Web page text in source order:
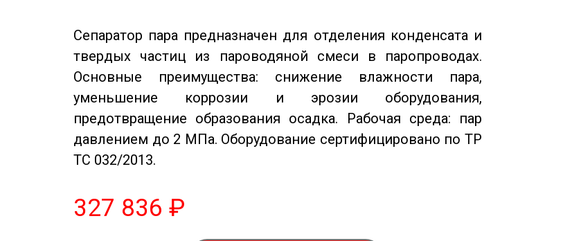
Сепаратор пара предназначен для отделения конденсата и
твердых частиц из пароводяной смеси в паропроводах.
Основные преимущества: снижение влажности пара,
уменьшение коррозии и эрозии оборудования,
предотвращение образования осадка. Рабочая среда: пар
давлением до 2 МПа. Оборудование сертифицировано по ТР
ТС 032/2013.
327 836 ₽